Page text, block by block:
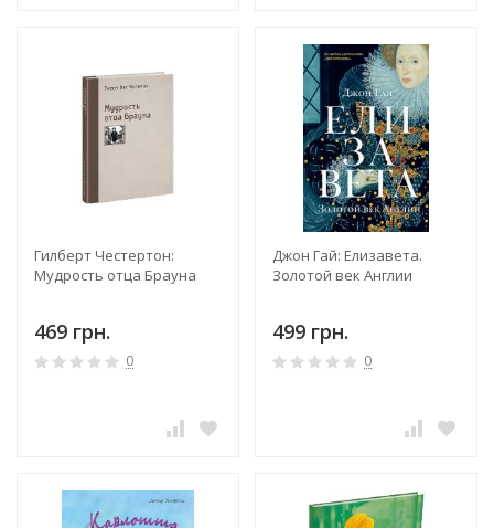
Гилберт Честертон:
Мудрость отца Брауна
469 грн.
0
Джон Гай: Елизавета.
Золотой век Англии
499 грн.
0